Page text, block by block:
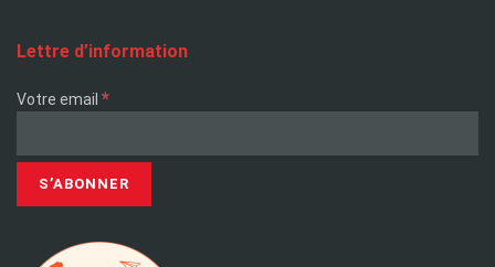
Lettre d’information
Votre email *